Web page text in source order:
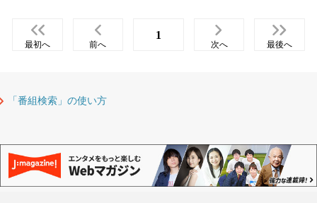
最初へ 前へ
1
次へ 最後へ
「番組検索」の使い方